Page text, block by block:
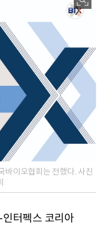
바이오협회는 전했다. 사진
터펙스 코리아